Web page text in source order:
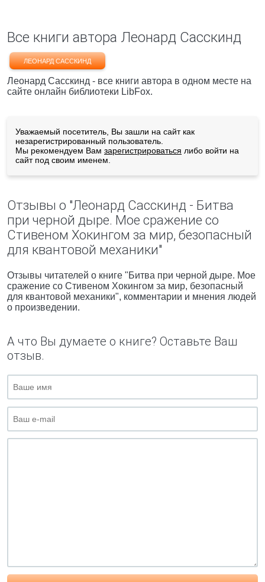
Все книги автора Леонард Сасскинд
ЛЕОНАРД САССКИНД
Леонард Сасскинд - все книги автора в одном месте на
сайте онлайн библиотеки LibFox.
Уважаемый посетитель, Вы зашли на сайт как
незарегистрированный пользователь.
Мы рекомендуем Вам зарегистрироваться либо войти на
сайт под своим именем.
Отзывы о "Леонард Сасскинд - Битва
при черной дыре. Мое сражение со
Стивеном Хокингом за мир, безопасный
для квантовой механики"
Отзывы читателей о книге "Битва при черной дыре. Мое
сражение со Стивеном Хокингом за мир, безопасный
для квантовой механики", комментарии и мнения людей
о произведении.
А что Вы думаете о книге? Оставьте Ваш
отзыв.